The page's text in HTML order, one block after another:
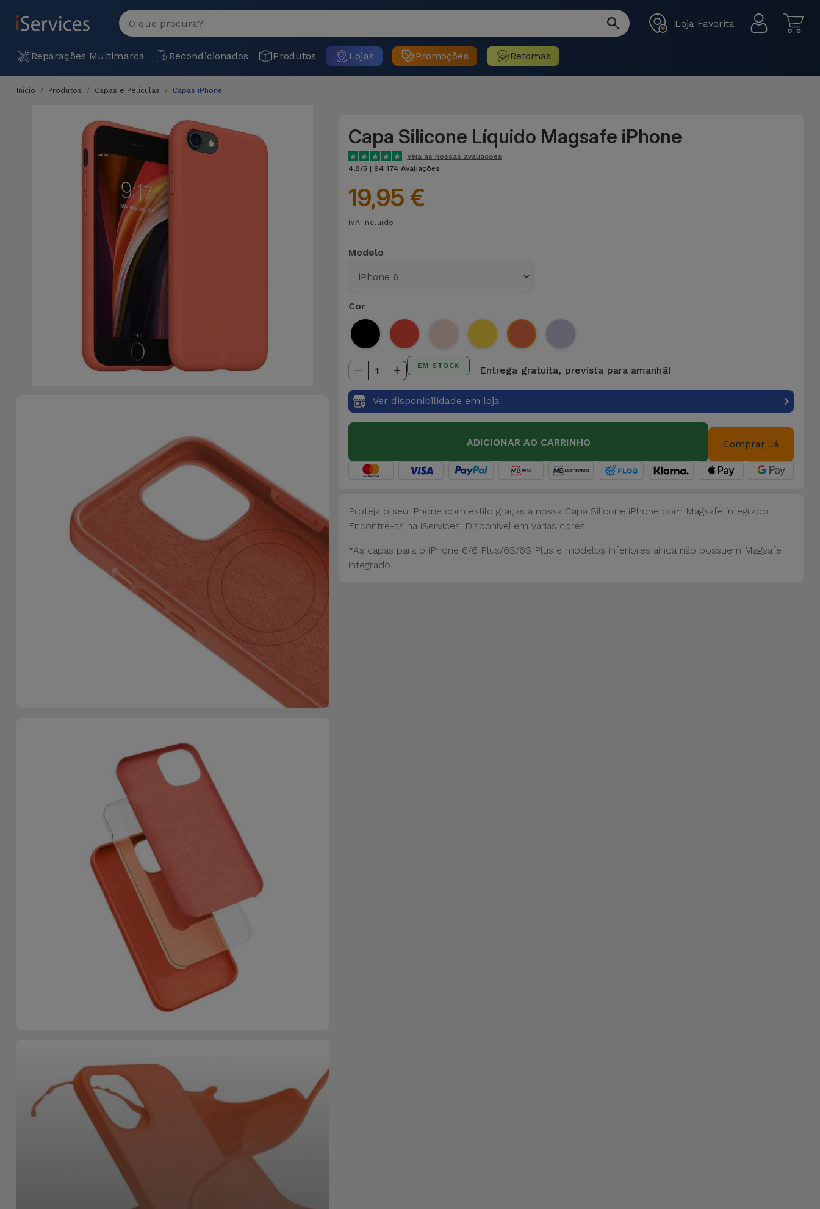
Loja Favorita
Reparações Multimarca Recondicionados Produtos Lojas Promoções Retomas
MENU
Ver
Início Produtos Capas e Películas Capas iPhone
Capa Silicone Líquido Magsafe iPhone
Veja as nossas avaliações
4,8/5 | 94 174 Avaliações
19,95 €
IVA incluído
Modelo
Cor
1 EM STOCK Entrega gratuita, prevista para amanhã!
Ver disponibilidade em loja
ADICIONAR AO CARRINHO Comprar Já
Proteja o seu iPhone com estilo graças à nossa Capa Silicone iPhone com Magsafe integrado!
Encontre-as na iServices. Disponível em várias cores.
*As capas para o iPhone 6/6 Plus/6S/6S Plus e modelos inferiores ainda não possuem Magsafe
integrado.